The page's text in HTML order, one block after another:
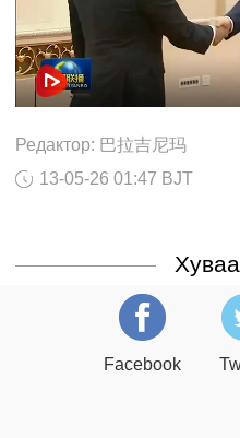
Редактор: 巴拉吉尼玛
13-05-26 01:47 BJT
Facebook